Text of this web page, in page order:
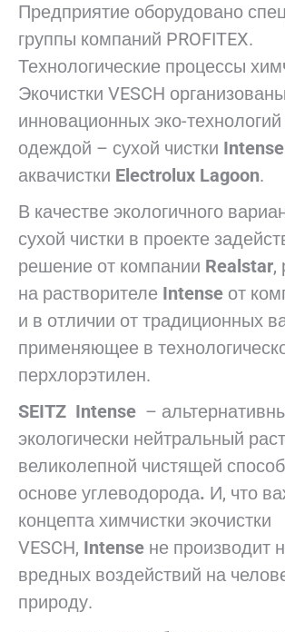
Предприятие оборудовано
группы компаний PROFITEX.
Технологические процессы
Экочистки VESCH
инновационных эко-
одеждой – сухой чистки Intense
аквачистки Electrolux Lagoon.
В качестве экологичного
сухой чистки в проекте
решение от компании Realstar,
на растворителе Intense от
и в отличии от традиционных
применяющее в
перхлорэтилен.
SEITZ Intense –
экологически нейтральный
великолепной чистящей
основе углеводорода. И, что
концепта химчистки экочистки
VESCH, Intense не производит
вредных воздействий на
природу.